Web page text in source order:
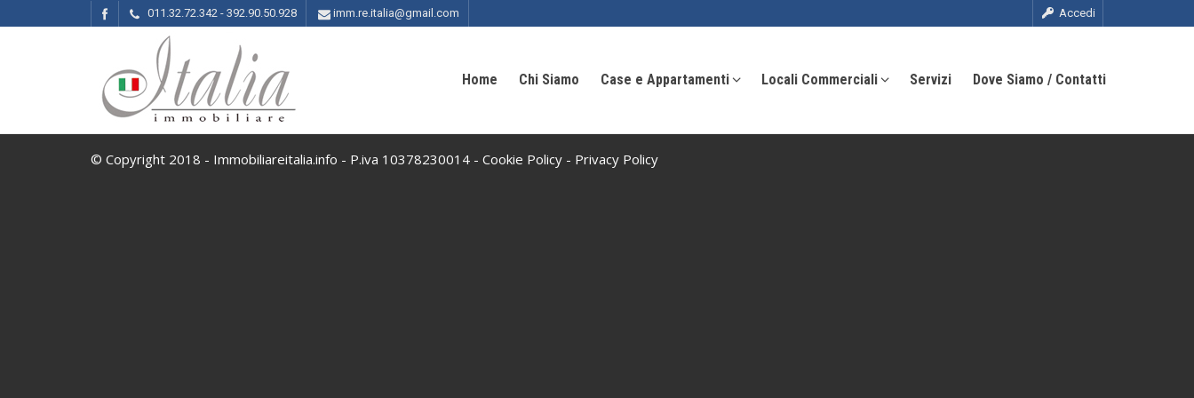
011.32.72.342 - 392.90.50.928 imm.re.italia@gmail.com Accedi
Home Chi Siamo Case e Appartamenti Locali Commerciali Servizi Dove Siamo / Contatti
© Copyright 2018 - Immobiliareitalia.info - P.iva 10378230014 - Cookie Policy - Privacy Policy